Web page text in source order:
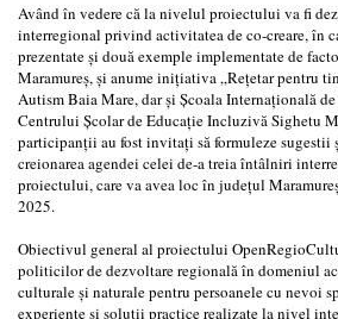
Având în vedere că la nivelul proiectului va fi
interregional privind activitatea de co-creare, în
prezentate și două exemple implementate de
Maramureș, și anume inițiativa „Rețetar pentru
Autism Baia Mare, dar și Școala Internațională
Centrului Școlar de Educație Incluzivă Sighetu
participanții au fost invitați să formuleze sugestii
creionarea agendei celei de-a treia întâlniri
proiectului, care va avea loc în județul
2025.
Obiectivul general al proiectului
politicilor de dezvoltare regională în domeniul
culturale și naturale pentru persoanele cu nevoi
experiențe și soluții practice realizate la nivel